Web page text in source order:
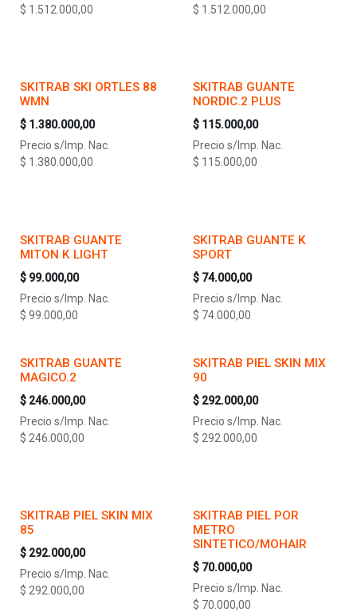
$ 1.512.000,00
$ 1.512.000,00
SKITRAB SKI ORTLES 88
WMN
$ 1.380.000,00
Precio s/Imp. Nac.
$ 1.380.000,00
SKITRAB GUANTE
NORDIC.2 PLUS
$ 115.000,00
Precio s/Imp. Nac.
$ 115.000,00
SKITRAB GUANTE
MITON K LIGHT
$ 99.000,00
Precio s/Imp. Nac.
$ 99.000,00
SKITRAB GUANTE K
SPORT
$ 74.000,00
Precio s/Imp. Nac.
$ 74.000,00
SKITRAB GUANTE
MAGICO.2
$ 246.000,00
Precio s/Imp. Nac.
$ 246.000,00
SKITRAB PIEL SKIN MIX
90
$ 292.000,00
Precio s/Imp. Nac.
$ 292.000,00
SKITRAB PIEL SKIN MIX
85
$ 292.000,00
Precio s/Imp. Nac.
$ 292.000,00
SKITRAB PIEL POR
METRO
SINTETICO/MOHAIR
$ 70.000,00
Precio s/Imp. Nac.
$ 70.000,00